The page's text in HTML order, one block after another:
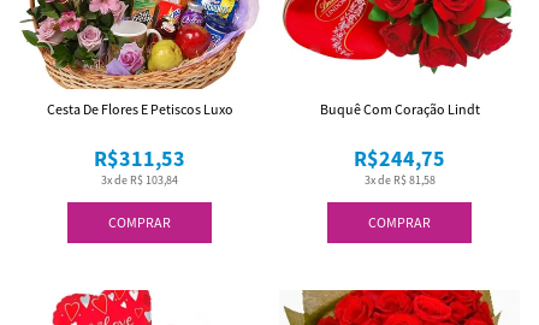
COMPRAR
3x de R$ 103,84
R$311,53
Cesta De Flores E Petiscos Luxo
COMPRAR
3x de R$ 81,58
R$244,75
Buquê Com Coração Lindt